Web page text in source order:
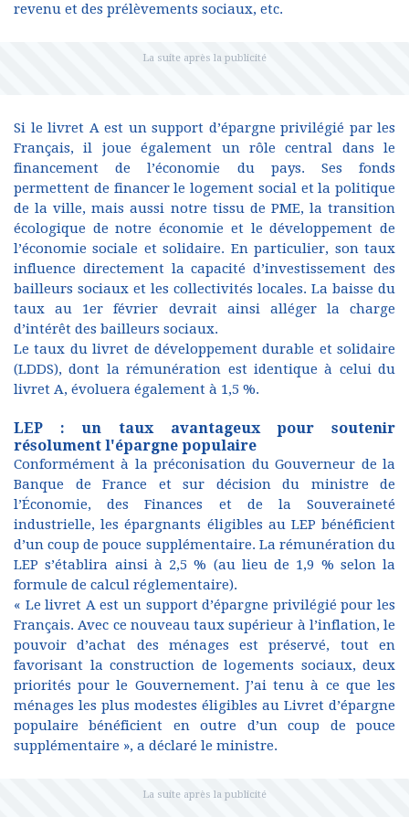
revenu et des prélèvements sociaux, etc.
Si le livret A est un support d’épargne privilégié par les
Français, il joue également un rôle central dans le
financement de l’économie du pays. Ses fonds
permettent de financer le logement social et la politique
de la ville, mais aussi notre tissu de PME, la transition
écologique de notre économie et le développement de
l’économie sociale et solidaire. En particulier, son taux
influence directement la capacité d’investissement des
bailleurs sociaux et les collectivités locales. La baisse du
taux au 1er février devrait ainsi alléger la charge
d’intérêt des bailleurs sociaux.
Le taux du livret de développement durable et solidaire
(LDDS), dont la rémunération est identique à celui du
livret A, évoluera également à 1,5 %.
LEP : un taux avantageux pour soutenir
résolument l'épargne populaire
Conformément à la préconisation du Gouverneur de la
Banque de France et sur décision du ministre de
l’Économie, des Finances et de la Souveraineté
industrielle, les épargnants éligibles au LEP bénéficient
d’un coup de pouce supplémentaire. La rémunération du
LEP s’établira ainsi à 2,5 % (au lieu de 1,9 % selon la
formule de calcul réglementaire).
« Le livret A est un support d’épargne privilégié pour les
Français. Avec ce nouveau taux supérieur à l’inflation, le
pouvoir d’achat des ménages est préservé, tout en
favorisant la construction de logements sociaux, deux
priorités pour le Gouvernement. J’ai tenu à ce que les
ménages les plus modestes éligibles au Livret d’épargne
populaire bénéficient en outre d’un coup de pouce
supplémentaire », a déclaré le ministre.